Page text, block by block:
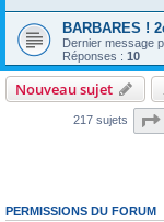
BARBARES !
Dernier message
Réponses : 10
Nouveau sujet
217 sujets
PERMISSIONS DU FORUM